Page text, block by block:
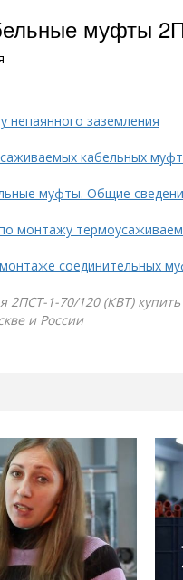
муфты
непаянного заземления
кабельных
муфты. Общие
монтажу
соединительных
2ПСТ-1-70/120 (КВТ)
и России